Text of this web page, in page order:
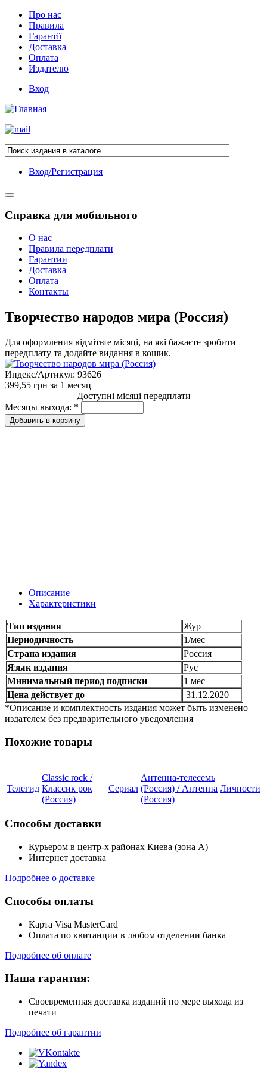
Про нас
Правила
Гарантії
Доставка
Оплата
Издателю
Вход
Вход/Регистрация
Справка для мобильного
О нас
Правила передплати
Гарантии
Доставка
Оплата
Контакты
Творчество народов мира (Россия)
Для оформления відмітьте місяці, на які бажаєте зробити
передплату та додайте видання в кошик.
Индекс/Артикул: 93626
399,55 грн за 1 месяц
Доступні місяці передплати
Месяцы выхода: *
Описание
Характеристики
Тип издания
Жур
Периодичность
1/мес
Страна издания
Россия
Язык издания
Рус
Минимальный период подписки
1 мес
Цена действует до
31.12.2020
*Описание и комплектность издания может быть изменено
издателем без предварительного уведомления
Похожие товары
Телегид
Classic rock /
Классик рок
(Россия)
Сериал
Антенна-телесемь
(Россия) / Антенна
(Россия)
Личности
Способы доставки
Курьером в центр-х районах Киева (зона А)
Интернет доставка
Подробнее о доставке
Способы оплаты
Карта Visa MasterCard
Оплата по квитанции в любом отделении банка
Подробнее об оплате
Наша гарантия:
Своевременная доставка изданий по мере выхода из
печати
Подробнее об гарантии